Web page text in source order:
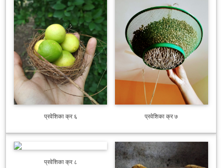
प्रवेशिका क्र ६ प्रवेशिका क्र ७
प्रवेशिका क्र ८